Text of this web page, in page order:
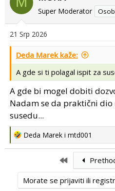
Super Moderator
21 Srp 2026
Deda Marek kaže:
A gde si ti polagal ispit za
A gde bi mogel dobiti
Nadam se da praktični
susedu...
R
e
t
i
Deda Marek i mtd001
First
Morate se prijaviti ili